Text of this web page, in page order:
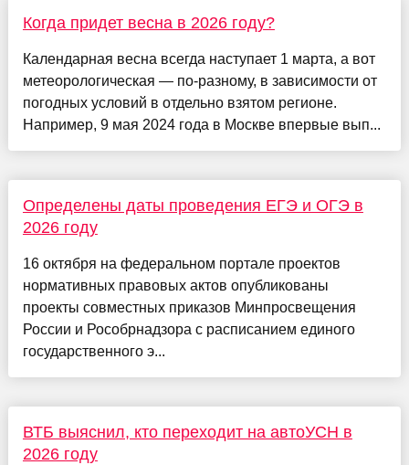
Когда придет весна в 2026 году?
Календарная весна всегда наступает 1 марта, а вот
метеорологическая — по-разному, в зависимости от
погодных условий в отдельно взятом регионе.
Например, 9 мая 2024 года в Москве впервые вып...
Определены даты проведения ЕГЭ и ОГЭ в
2026 году
16 октября на федеральном портале проектов
нормативных правовых актов опубликованы
проекты совместных приказов Минпросвещения
России и Рособрнадзора с расписанием единого
государственного э...
ВТБ выяснил, кто переходит на автоУСН в
2026 году